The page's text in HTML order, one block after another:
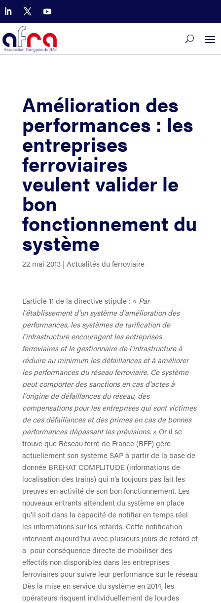
Amélioration des
performances : les
entreprises
ferroviaires
veulent valider le
bon
fonctionnement du
système
22 mai 2013| Actualités du ferroviaire
L’article 11 de la directive stipule : « Par
l'établissement d'un système d'amélioration des
performances, les systèmes de tarification de
l'infrastructure encouragent les entreprises
ferroviaires et le gestionnaire de l'infrastructure à
réduire au minimum les défaillances et à améliorer
les performances du réseau ferroviaire. Ce système
peut comporter des sanctions en cas d'actes à
l'origine de défaillances du réseau, des
compensations pour les entreprises qui sont victimes
de ces défaillances et des primes en cas de bonnes
performances dépassant les prévisions.» Or il se
trouve que Réseau ferré de France (RFF) gère
actuellement son système SAP à partir de la base de
donnée BREHAT COMPLITUDE (informations de
localisation des trains) qui n’a toujours pas fait les
preuves en activité de son bon fonctionnement. Les
nouveaux entrants attendent du système en place
qu’il soit dans la capacité de notifier en temps réel
les informations sur les retards. Cette notification
intervient aujourd’hui avec plusieurs jours de retard et
a pour conséquence directe de mobiliser des
effectifs non disponibles dans les entreprises
ferroviaires pour suivre leur performance sur le réseau.
Dès la mise en service du système en 2014, les
opérateurs risquent individuellement de lourdes